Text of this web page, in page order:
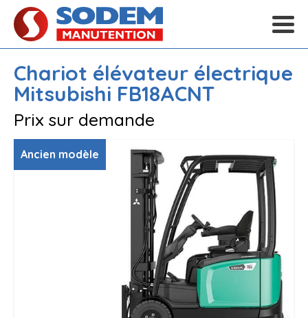
Chariot élévateur électrique
Mitsubishi FB18ACNT
Prix sur demande
Ancien modèle